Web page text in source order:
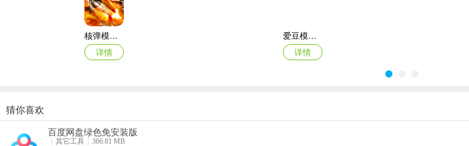
3、然后就可以自由跑酷了。
核弹模拟器2
详情
爱豆模拟器最新版
详情
商店模拟器：超市Switch移植2026最新版本
详情
悠闲铁匠铺2026官方最新版本
猜你喜欢
百度网盘绿色免安装版
其它工具
366.81 MB